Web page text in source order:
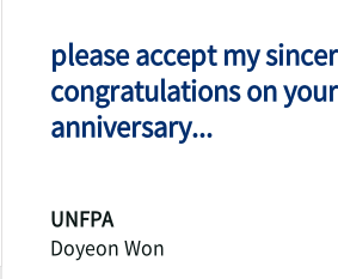
please accept my
congratulations on
anniversary...
UNFPA
Doyeon Won